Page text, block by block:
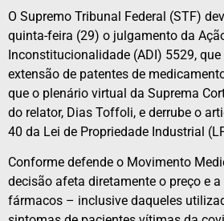
O Supremo Tribunal Federal (STF)
quinta-feira (29) o julgamento da
Inconstitucionalidade (ADI) 5529,
extensão de patentes de
que o plenário virtual da Suprema
do relator, Dias Toffoli, e derrube o
40 da Lei de Propriedade Industrial
Conforme defende o Movimento
decisão afeta diretamente o preço e
fármacos – inclusive daqueles